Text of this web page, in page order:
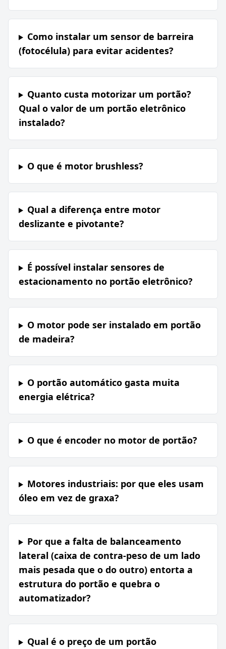
Como instalar um sensor de barreira
(fotocélula) para evitar acidentes?
Quanto custa motorizar um portão?
Qual o valor de um portão eletrônico
instalado?
O que é motor brushless?
Qual a diferença entre motor
deslizante e pivotante?
É possível instalar sensores de
estacionamento no portão eletrônico?
O motor pode ser instalado em portão
de madeira?
O portão automático gasta muita
energia elétrica?
O que é encoder no motor de portão?
Motores industriais: por que eles usam
óleo em vez de graxa?
Por que a falta de balanceamento
lateral (caixa de contra-peso de um lado
mais pesada que o do outro) entorta a
estrutura do portão e quebra o
automatizador?
Qual é o preço de um portão